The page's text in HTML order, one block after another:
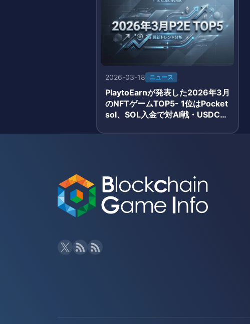
2026-03-18 ニュース
PlaytoEarnが発表した2026年3月
のNFTゲームTOP5- 1位はPocket
sol、SOL入金で対AI戦・USDC報